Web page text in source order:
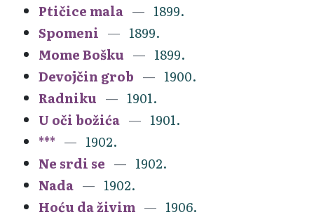
Ptičice mala
1899.
Spomeni
1899.
Mome Bošku
1899.
Devojčin grob
1900.
Radniku
1901.
U oči božića
1901.
***
1902.
Ne srdi se
1902.
Nada
1902.
Hoću da živim
1906.